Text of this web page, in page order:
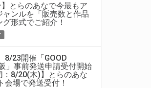
】とらのあなで今最もア
ンルを「販売数と作品
形式でご紹介！
8/23開催「GOOD
」事前発送申請受付開始
：8/20(木)】とらのあな
会場で発送受付！